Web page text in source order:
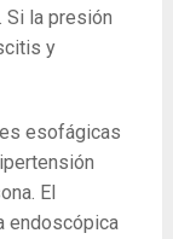
Si la presión
y
esofágicas
El
endoscópica